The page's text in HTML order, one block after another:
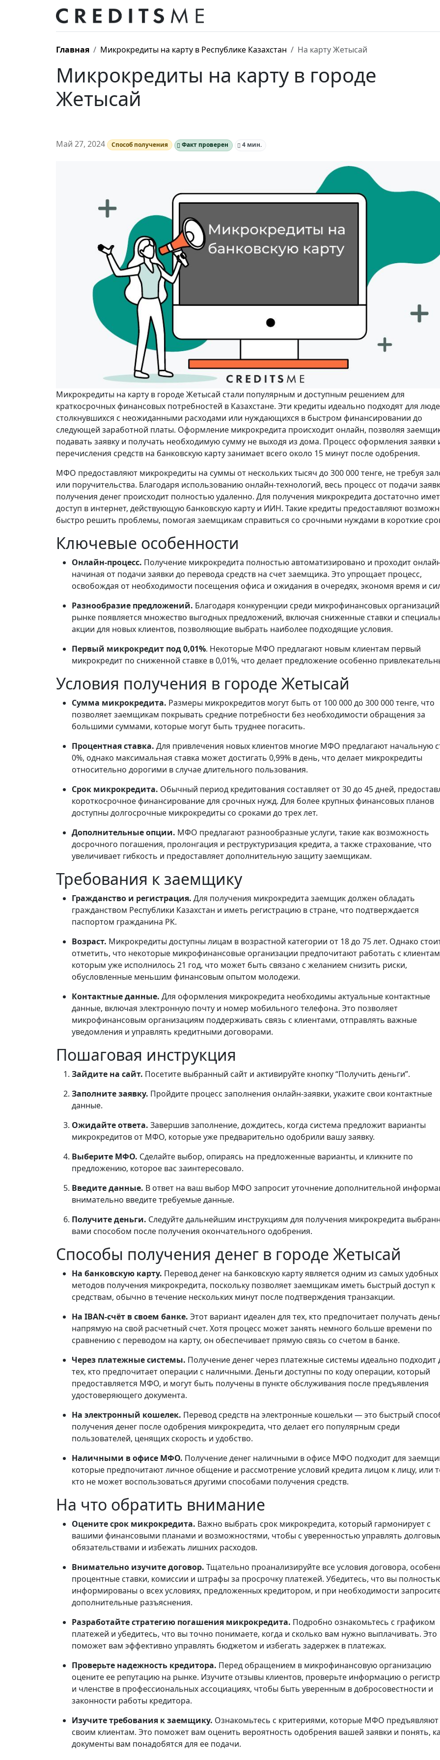
Главная Микрокредиты на карту в Республике Казахстан На карту Жетысай
Микрокредиты на карту в городе
Жетысай
Май 27, 2024 Способ получения Факт проверен 4 мин.
Микрокредиты на карту в городе Жетысай стали популярным и доступным решением для
краткосрочных финансовых потребностей в Казахстане. Эти кредиты идеально подходят для
столкнувшихся с неожиданными расходами или нуждающихся в быстром финансировании до
следующей заработной платы. Оформление микрокредита происходит онлайн, позволяя
подавать заявку и получать необходимую сумму не выходя из дома. Процесс оформления заявки
перечисления средств на банковскую карту занимает всего около 15 минут после одобрения.
МФО предоставляют микрокредиты на суммы от нескольких тысяч до 300 000 тенге, не требуя
или поручительства. Благодаря использованию онлайн-технологий, весь процесс от подачи
получения денег происходит полностью удаленно. Для получения микрокредита достаточно
доступ в интернет, действующую банковскую карту и ИИН. Такие кредиты предоставляют
быстро решить проблемы, помогая заемщикам справиться со срочными нуждами в короткие
Ключевые особенности
Онлайн-процесс. Получение микрокредита полностью автоматизировано и проходит
начиная от подачи заявки до перевода средств на счет заемщика. Это упрощает процесс,
освобождая от необходимости посещения офиса и ожидания в очередях, экономя время и
Разнообразие предложений. Благодаря конкуренции среди микрофинансовых
рынке появляется множество выгодных предложений, включая сниженные ставки и
акции для новых клиентов, позволяющие выбрать наиболее подходящие условия.
Первый микрокредит под 0,01%. Некоторые МФО предлагают новым клиентам первый
микрокредит по сниженной ставке в 0,01%, что делает предложение особенно
Условия получения в городе Жетысай
Сумма микрокредита. Размеры микрокредитов могут быть от 100 000 до 300 000 тенге, что
позволяет заемщикам покрывать средние потребности без необходимости обращения за
большими суммами, которые могут быть труднее погасить.
Процентная ставка. Для привлечения новых клиентов многие МФО предлагают начальную
0%, однако максимальная ставка может достигать 0,99% в день, что делает микрокредиты
относительно дорогими в случае длительного пользования.
Срок микрокредита. Обычный период кредитования составляет от 30 до 45 дней,
короткосрочное финансирование для срочных нужд. Для более крупных финансовых планов
доступны долгосрочные микрокредиты со сроками до трех лет.
Дополнительные опции. МФО предлагают разнообразные услуги, такие как возможность
досрочного погашения, пролонгация и реструктуризация кредита, а также страхование, что
увеличивает гибкость и предоставляет дополнительную защиту заемщикам.
Требования к заемщику
Гражданство и регистрация. Для получения микрокредита заемщик должен обладать
гражданством Республики Казахстан и иметь регистрацию в стране, что подтверждается
паспортом гражданина РК.
Возраст. Микрокредиты доступны лицам в возрастной категории от 18 до 75 лет. Однако
отметить, что некоторые микрофинансовые организации предпочитают работать с
которым уже исполнилось 21 год, что может быть связано с желанием снизить риски,
обусловленные меньшим финансовым опытом молодежи.
Контактные данные. Для оформления микрокредита необходимы актуальные контактные
данные, включая электронную почту и номер мобильного телефона. Это позволяет
микрофинансовым организациям поддерживать связь с клиентами, отправлять важные
уведомления и управлять кредитными договорами.
Пошаговая инструкция
Зайдите на сайт. Посетите выбранный сайт и активируйте кнопку “Получить деньги”.
Заполните заявку. Пройдите процесс заполнения онлайн-заявки, укажите свои контактные
данные.
Ожидайте ответа. Завершив заполнение, дождитесь, когда система предложит варианты
микрокредитов от МФО, которые уже предварительно одобрили вашу заявку.
Выберите МФО. Сделайте выбор, опираясь на предложенные варианты, и кликните по
предложению, которое вас заинтересовало.
Введите данные. В ответ на ваш выбор МФО запросит уточнение дополнительной
внимательно введите требуемые данные.
Получите деньги. Следуйте дальнейшим инструкциям для получения микрокредита
вами способом после получения окончательного одобрения.
Способы получения денег в городе Жетысай
На банковскую карту. Перевод денег на банковскую карту является одним из самых удобных
методов получения микрокредита, поскольку позволяет заемщикам иметь быстрый доступ к
средствам, обычно в течение нескольких минут после подтверждения транзакции.
На IBAN-счёт в своем банке. Этот вариант идеален для тех, кто предпочитает получать
напрямую на свой расчетный счет. Хотя процесс может занять немного больше времени по
сравнению с переводом на карту, он обеспечивает прямую связь со счетом в банке.
Через платежные системы. Получение денег через платежные системы идеально подходит
тех, кто предпочитает операции с наличными. Деньги доступны по коду операции, который
предоставляется МФО, и могут быть получены в пункте обслуживания после предъявления
удостоверяющего документа.
На электронный кошелек. Перевод средств на электронные кошельки — это быстрый
получения денег после одобрения микрокредита, что делает его популярным среди
пользователей, ценящих скорость и удобство.
Наличными в офисе МФО. Получение денег наличными в офисе МФО подходит для
которые предпочитают личное общение и рассмотрение условий кредита лицом к лицу, или
кто не может воспользоваться другими способами получения средств.
На что обратить внимание
Оцените срок микрокредита. Важно выбрать срок микрокредита, который гармонирует с
вашими финансовыми планами и возможностями, чтобы с уверенностью управлять
обязательствами и избежать лишних расходов.
Внимательно изучите договор. Тщательно проанализируйте все условия договора,
процентные ставки, комиссии и штрафы за просрочку платежей. Убедитесь, что вы
информированы о всех условиях, предложенных кредитором, и при необходимости
дополнительные разъяснения.
Разработайте стратегию погашения микрокредита. Подробно ознакомьтесь с графиком
платежей и убедитесь, что вы точно понимаете, когда и сколько вам нужно выплачивать. Это
поможет вам эффективно управлять бюджетом и избегать задержек в платежах.
Проверьте надежность кредитора. Перед обращением в микрофинансовую организацию
оцените ее репутацию на рынке. Изучите отзывы клиентов, проверьте информацию о
и членстве в профессиональных ассоциациях, чтобы быть уверенным в добросовестности и
законности работы кредитора.
Изучите требования к заемщику. Ознакомьтесь с критериями, которые МФО предъявляют
своим клиентам. Это поможет вам оценить вероятность одобрения вашей заявки и понять,
документы вам понадобятся для ее подачи.